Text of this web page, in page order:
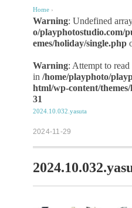
Home ›
Warning: Undefined
o/playphotostudio.com/
emes/holiday/single.php
Warning: Attempt to
in /home/playphoto/
html/wp-content/
31
2024.10.032.yasuta
2024-11-29